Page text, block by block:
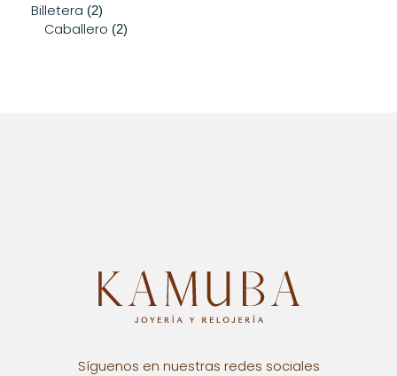
Billetera 2
Caballero 2
Síguenos en nuestras redes sociales